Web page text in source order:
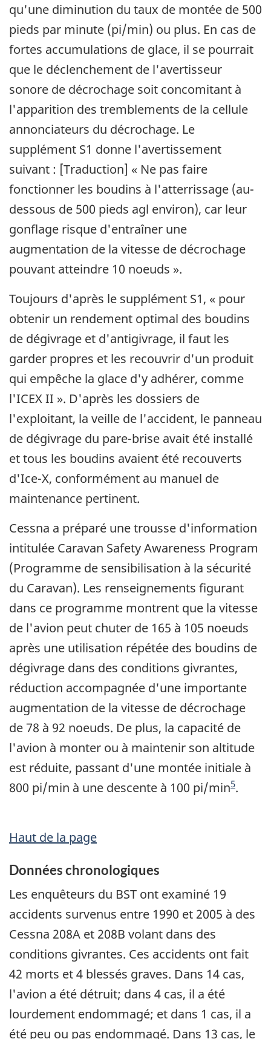
qu'une diminution du taux de montée de 500
pieds par minute (pi/min) ou plus. En cas de
fortes accumulations de glace, il se pourrait
que le déclenchement de l'avertisseur
sonore de décrochage soit concomitant à
l'apparition des tremblements de la cellule
annonciateurs du décrochage. Le
supplément S1 donne l'avertissement
suivant : [Traduction] « Ne pas faire
fonctionner les boudins à l'atterrissage (au­
dessous de 500 pieds agl environ), car leur
gonflage risque d'entraîner une
augmentation de la vitesse de décrochage
pouvant atteindre 10 noeuds ».
Toujours d'après le supplément S1, « pour
obtenir un rendement optimal des boudins
de dégivrage et d'antigivrage, il faut les
garder propres et les recouvrir d'un produit
qui empêche la glace d'y adhérer, comme
l'ICEX II ». D'après les dossiers de
l'exploitant, la veille de l'accident, le panneau
de dégivrage du pare-brise avait été installé
et tous les boudins avaient été recouverts
d'Ice-X, conformément au manuel de
maintenance pertinent.
Cessna a préparé une trousse d'information
intitulée Caravan Safety Awareness Program
(Programme de sensibilisation à la sécurité
du Caravan). Les renseignements figurant
dans ce programme montrent que la vitesse
de l'avion peut chuter de 165 à 105 noeuds
après une utilisation répétée des boudins de
dégivrage dans des conditions givrantes,
réduction accompagnée d'une importante
augmentation de la vitesse de décrochage
de 78 à 92 noeuds. De plus, la capacité de
l'avion à monter ou à maintenir son altitude
est réduite, passant d'une montée initiale à
800 pi/min à une descente à 100 pi/min5.
Haut de la page
Données chronologiques
Les enquêteurs du BST ont examiné 19
accidents survenus entre 1990 et 2005 à des
Cessna 208A et 208B volant dans des
conditions givrantes. Ces accidents ont fait
42 morts et 4 blessés graves. Dans 14 cas,
l'avion a été détruit; dans 4 cas, il a été
lourdement endommagé; et dans 1 cas, il a
été peu ou pas endommagé. Dans 13 cas, le